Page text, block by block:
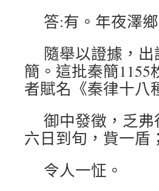
答:有。年夜澤
隨舉以證據，
簡。這批秦簡
者賦名《秦律十八
御中發徵，乏
六日到旬，貲一
令人一怔。